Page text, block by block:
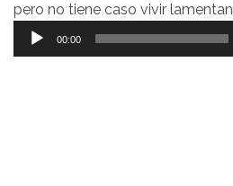
pero no tiene caso vivir
Reproductor
de
00:00